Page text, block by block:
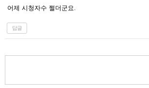
어제 시청자수 쩔더군요.
답글